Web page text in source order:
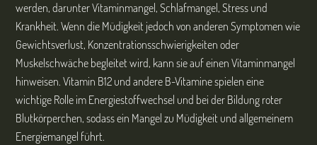
werden, darunter Vitaminmangel, Schlafmangel, Stress und
Krankheit. Wenn die Müdigkeit jedoch von anderen Symptomen wie
Gewichtsverlust, Konzentrationsschwierigkeiten oder
Muskelschwäche begleitet wird, kann sie auf einen Vitaminmangel
hinweisen. Vitamin B12 und andere B-Vitamine spielen eine
wichtige Rolle im Energiestoffwechsel und bei der Bildung roter
Blutkörperchen, sodass ein Mangel zu Müdigkeit und allgemeinem
Energiemangel führt.